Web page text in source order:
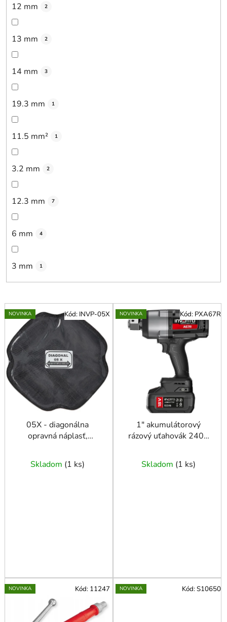
12 mm 2
13 mm 2
14 mm 3
19.3 mm 1
11.5 mm² 1
3.2 mm 2
12.3 mm 7
6 mm 4
3 mm 1
V
ý
p
i
s
p
r
NOVINKA
05X - diagonálna
opravná náplasť,
Skladom (1 ks)
Kód: INVP-05X NOVINKA
1" akumulátorový
rázový uťahovák 2400
sada 2x 8Ah, taška,
nabíjačka
Skladom (1 ks)
Kód: PXA67R
NOVINKA Kód: 11247 NOVINKA Kód:S10650